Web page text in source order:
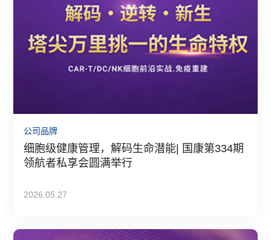
公司品牌
细胞级健康管理，解码生命潜能| 国康第334期
领航者私享会圆满举行
2026.05.27